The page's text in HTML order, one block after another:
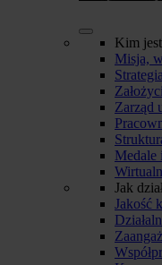
Kim
Misja,
Strategia
Zarząd
Medale
Jak
Jakość